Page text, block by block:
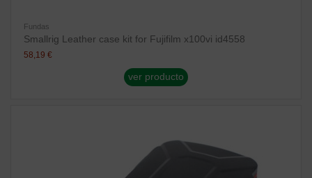
Fundas
Smallrig Leather case kit for Fujifilm x100vi id4558
58,19 €
ver producto